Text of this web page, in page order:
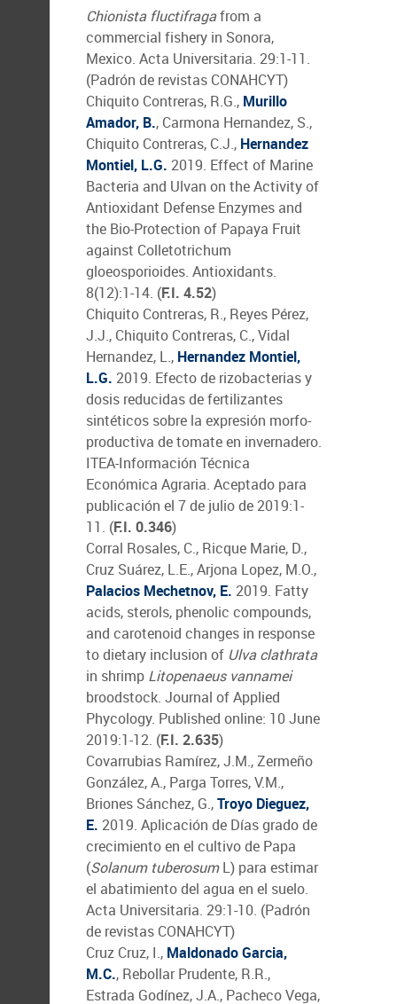
Chionista fluctifragafrom a
commercial fishery in Sonora,
Mexico. Acta Universitaria. 29:1-11.
(Padrón de revistas CONAHCYT)
Chiquito Contreras, R.G., Murillo
Amador, B., Carmona Hernandez, S.,
Chiquito Contreras, C.J., Hernandez
Montiel, L.G. 2019. Effect of Marine
Bacteria and Ulvan on the Activity of
Antioxidant Defense Enzymes and
the Bio-Protection of Papaya Fruit
against Colletotrichum
gloeosporioides. Antioxidants.
8(12):1-14. (F.I. 4.52)
Chiquito Contreras, R., Reyes Pérez,
J.J., Chiquito Contreras, C., Vidal
Hernandez, L., Hernandez Montiel,
L.G. 2019. Efecto de rizobacterias y
dosis reducidas de fertilizantes
sintéticos sobre la expresión morfo-
productiva de tomate en invernadero.
ITEA-Información Técnica
Económica Agraria. Aceptado para
publicación el 7 de julio de 2019:1-
11. (F.I. 0.346)
Corral Rosales, C., Ricque Marie, D.,
Cruz Suárez, L.E., Arjona Lopez, M.O.,
Palacios Mechetnov, E. 2019. Fatty
acids, sterols, phenolic compounds,
and carotenoid changes in response
to dietary inclusion of Ulva clathrata
in shrimp Litopenaeus vannamei
broodstock. Journal of Applied
Phycology. Published online: 10 June
2019:1-12. (F.I. 2.635)
Covarrubias Ramírez, J.M., Zermeño
González, A., Parga Torres, V.M.,
Briones Sánchez, G.,Troyo Dieguez,
E. 2019. Aplicación de Días grado de
crecimiento en el cultivo de Papa
(Solanum tuberosumL) para estimar
el abatimiento del agua en el suelo.
Acta Universitaria. 29:1-10. (Padrón
de revistas CONAHCYT)
Cruz Cruz, I., Maldonado Garcia,
M.C., Rebollar Prudente, R.R.,
Estrada Godínez, J.A., Pacheco Vega,